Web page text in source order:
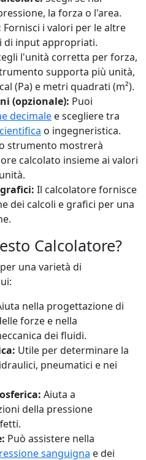
la forza o l'area.
Fornisci i valori per le altre
di input appropriati.
l'unità corretta per forza,
supporta più unità,
(Pa) e metri quadrati (m²).
(opzionale): Puoi
decimale e scegliere tra
o ingegneristica.
strumento mostrerà
calcolato insieme ai valori
Il calcolatore fornisce
dei calcoli e grafici per una
Calcolatore?
una varietà di
nella progettazione di
forze e nella
dei fluidi.
Utile per determinare la
pneumatici e nei
Aiuta a
della pressione
Può assistere nella
sanguigna e dei